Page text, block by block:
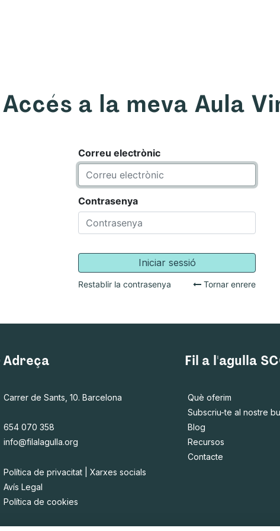
Accés a la meva Aula
Correu electrònic
Contrasenya
Iniciar sessió
Restablir la contrasenya Tornar enrere
Adreça
Carrer de Sants, 10. Barcelona
654 070 358
info@filalagulla.org
Política de privacitat
Xarxes socials
Avís Legal
Política de cookies
Fil a l'agulla
Què oferim
Subscriu-te al nostre
Blog
Recursos
Contacte